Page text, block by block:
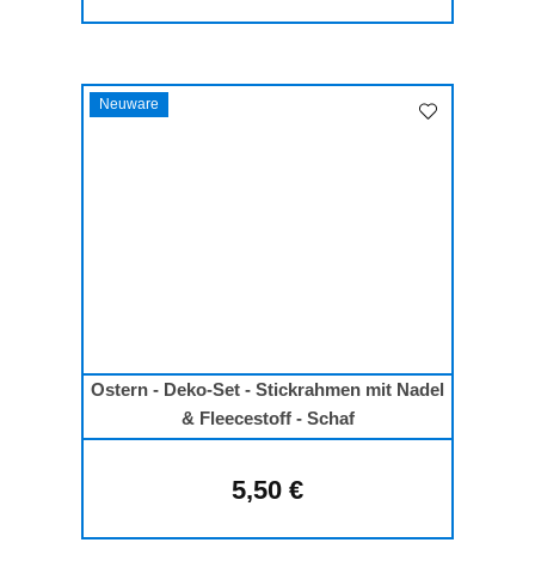
Neuware
Ostern - Deko-Set - Stickrahmen mit Nadel
& Fleecestoff - Schaf
Regulärer Preis:
5,50 €